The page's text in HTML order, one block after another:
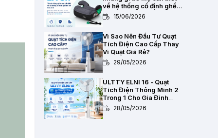
về hệ thống cố định ghế
trẻ em trên ô tô
15/06/2026
Vì Sao Nên Đầu Tư Quạt
Tích Điện Cao Cấp Thay
Vì Quạt Giá Rẻ?
29/05/2026
ULTTY ELNI 16 - Quạt
Tích Điện Thông Minh 2
Trong 1 Cho Gia Đình
Hiện Đại
28/05/2026